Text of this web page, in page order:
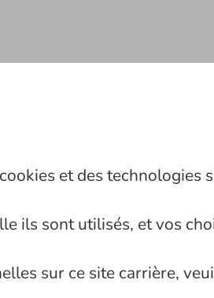
et des technologies
ils sont utilisés, et vos
sur ce site carrière,